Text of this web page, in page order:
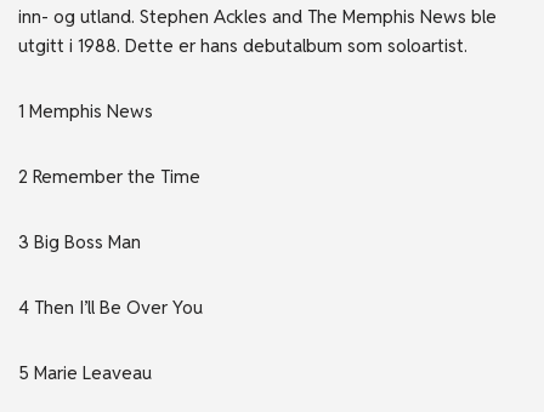
inn- og utland. Stephen Ackles and The Memphis News ble
utgitt i 1988. Dette er hans debutalbum som soloartist.
1 Memphis News
2 Remember the Time
3 Big Boss Man
4 Then I’ll Be Over You
5 Marie Leaveau